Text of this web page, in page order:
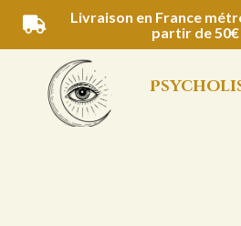
Aller
Livraison en France
partir de